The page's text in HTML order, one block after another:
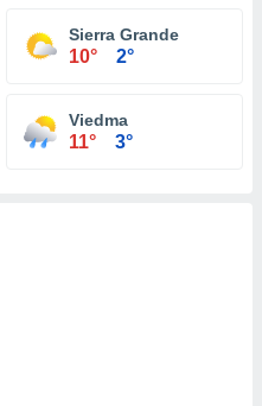
Sierra Grande
10° 2°
Viedma
11° 3°